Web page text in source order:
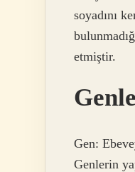
soyadını
etmiştir.
Gen:
Genlerin